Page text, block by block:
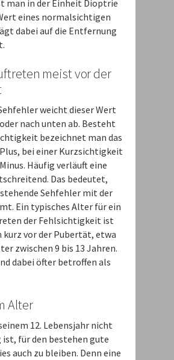
man in der Einheit Dioptrie
eines normalsichtigen
dabei auf die Entfernung
meist vor der
weicht dieser Wert
nach unten ab. Besteht
bezeichnet man das
bei einer Kurzsichtigkeit
Häufig verläuft eine
Das bedeutet,
Sehfehler mit der
Ein typisches Alter für ein
der Fehlsichtigkeit ist
kurz vor der Pubertät, etwa
zwischen 9 bis 13 Jahren.
dabei öfter betroffen als
Alter
12. Lebensjahr nicht
für den bestehen gute
auch zu bleiben. Denn eine